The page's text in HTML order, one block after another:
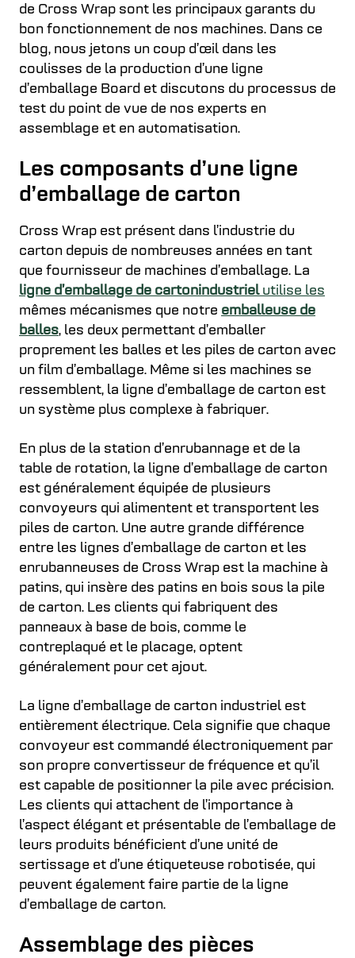
de Cross Wrap sont les principaux garants du
bon fonctionnement de nos machines. Dans ce
blog, nous jetons un coup d’œil dans les
coulisses de la production d’une ligne
d’emballage Board et discutons du processus de
test du point de vue de nos experts en
assemblage et en automatisation.
Les composants d’une ligne
d’emballage de carton
Cross Wrap est présent dans l’industrie du
carton depuis de nombreuses années en tant
que fournisseur de machines d’emballage. La
ligne d’emballage de cartonindustrielutilise les
mêmes mécanismes que notre emballeuse de
balles, les deux permettant d’emballer
proprement les balles et les piles de carton avec
un film d’emballage. Même si les machines se
ressemblent, la ligne d’emballage de carton est
un système plus complexe à fabriquer.
En plus de la station d’enrubannage et de la
table de rotation, la ligne d’emballage de carton
est généralement équipée de plusieurs
convoyeurs qui alimentent et transportent les
piles de carton. Une autre grande différence
entre les lignes d’emballage de carton et les
enrubanneuses de Cross Wrap est la machine à
patins, qui insère des patins en bois sous la pile
de carton. Les clients qui fabriquent des
panneaux à base de bois, comme le
contreplaqué et le placage, optent
généralement pour cet ajout.
La ligne d’emballage de carton industriel est
entièrement électrique. Cela signifie que chaque
convoyeur est commandé électroniquement par
son propre convertisseur de fréquence et qu’il
est capable de positionner la pile avec précision.
Les clients qui attachent de l’importance à
l’aspect élégant et présentable de l’emballage de
leurs produits bénéficient d’une unité de
sertissage et d’une étiqueteuse robotisée, qui
peuvent également faire partie de la ligne
d’emballage de carton.
Assemblage des pièces